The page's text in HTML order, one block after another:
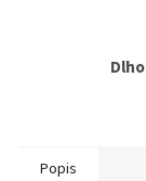
Popis